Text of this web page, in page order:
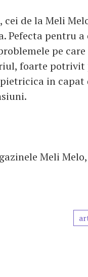
cei de la Meli
Pefecta pentru
pe
foarte
in capat
Meli